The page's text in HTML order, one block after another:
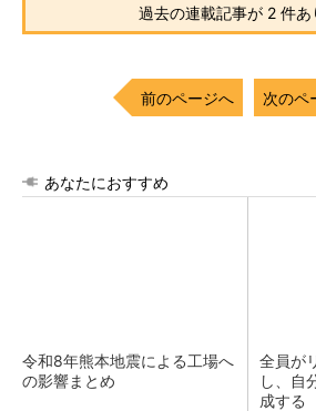
過去の連載記事が 2 件あ
前のページへ 次のペ
あなたにおすすめ
令和8年熊本地震による工場へ
の影響まとめ
全員が
し、自
成する